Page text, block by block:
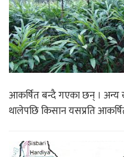
आकर्षित बन्दै गएका छन् । अन्य
थालेपछि किसान यसप्रति